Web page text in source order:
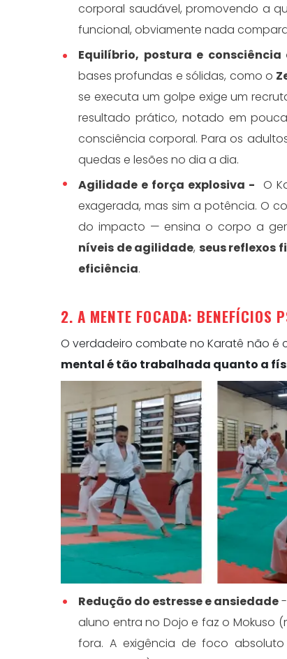
corporal saudável, promovendo a
funcional, obviamente nada
Equilíbrio, postura e consciência
bases profundas e sólidas, como o
se executa um golpe exige um
resultado prático, notado em
consciência corporal. Para os
quedas e lesões no dia a dia.
Agilidade e força explosiva - O
exagerada, mas sim a potência. O
do impacto — ensina o corpo a
níveis de agilidade, seus reflexos
eficiência.
2. A MENTE FOCADA: BENEFÍCIOS
O verdadeiro combate no Karatê não é
mental é tão trabalhada quanto a
Redução do estresse e ansiedade
aluno entra no Dojo e faz o Mokuso
fora. A exigência de foco